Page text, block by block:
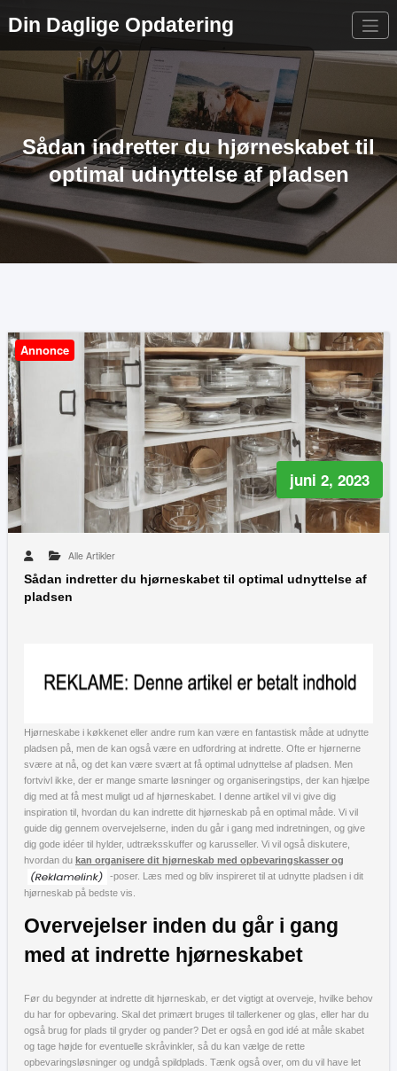
Din Daglige Opdatering
Sådan indretter du hjørneskabet til
optimal udnyttelse af pladsen
Annonce
juni 2, 2023
Alle Artikler
Sådan indretter du hjørneskabet til optimal udnyttelse af
pladsen
Hjørneskabe i køkkenet eller andre rum kan være en fantastisk måde at udnytte
pladsen på, men de kan også være en udfordring at indrette. Ofte er hjørnerne
svære at nå, og det kan være svært at få optimal udnyttelse af pladsen. Men
fortvivl ikke, der er mange smarte løsninger og organiseringstips, der kan hjælpe
dig med at få mest muligt ud af hjørneskabet. I denne artikel vil vi give dig
inspiration til, hvordan du kan indrette dit hjørneskab på en optimal måde. Vi vil
guide dig gennem overvejelserne, inden du går i gang med indretningen, og give
dig gode idéer til hylder, udtræksskuffer og karusseller. Vi vil også diskutere,
hvordan du kan organisere dit hjørneskab med opbevaringskasser og
-poser. Læs med og bliv inspireret til at udnytte pladsen i dit
hjørneskab på bedste vis.
Overvejelser inden du går i gang
med at indrette hjørneskabet
Før du begynder at indrette dit hjørneskab, er det vigtigt at overveje, hvilke behov
du har for opbevaring. Skal det primært bruges til tallerkener og glas, eller har du
også brug for plads til gryder og pander? Det er også en god idé at måle skabet
og tage højde for eventuelle skråvinkler, så du kan vælge de rette
opbevaringsløsninger og undgå spildplads. Tænk også over, om du vil have let